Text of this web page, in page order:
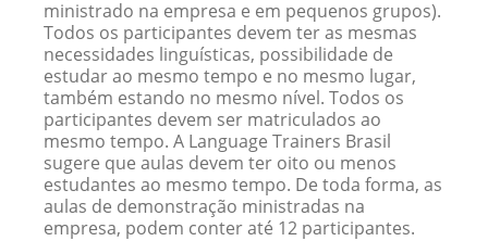
ministrado na empresa e em pequenos grupos).
Todos os participantes devem ter as mesmas
necessidades linguísticas, possibilidade de
estudar ao mesmo tempo e no mesmo lugar,
também estando no mesmo nível. Todos os
participantes devem ser matriculados ao
mesmo tempo. A Language Trainers Brasil
sugere que aulas devem ter oito ou menos
estudantes ao mesmo tempo. De toda forma, as
aulas de demonstração ministradas na
empresa, podem conter até 12 participantes.